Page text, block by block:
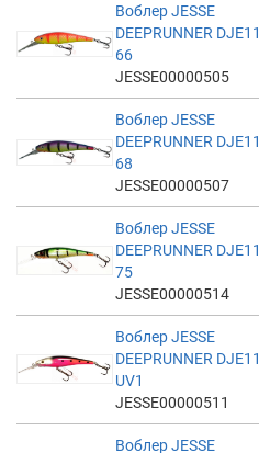
Воблер JESSE
DEEPRUNNER DJE11
66
JESSE00000505
Воблер JESSE
DEEPRUNNER DJE11
68
JESSE00000507
Воблер JESSE
DEEPRUNNER DJE11
75
JESSE00000514
Воблер JESSE
DEEPRUNNER DJE11
UV1
JESSE00000511
Воблер JESSE